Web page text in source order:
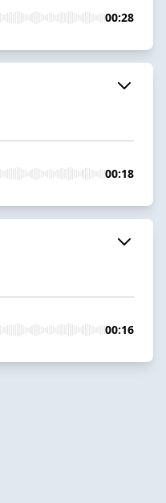
00:28
00:18
00:16